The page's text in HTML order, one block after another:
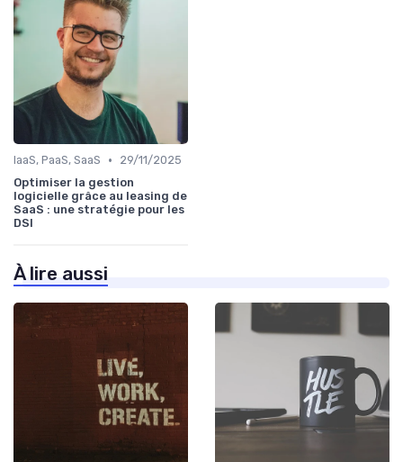
IaaS, PaaS, SaaS •
29/11/2025
Optimiser la gestion
logicielle grâce au leasing de
SaaS : une stratégie pour les
DSI
À lire aussi